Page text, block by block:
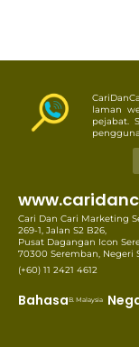
laman
pejabat.
Cari Dan Cari Marketing
269-1, Jalan S2 B26,
Pusat Dagangan Icon
70300 Seremban, Negeri
(+60) 11 2421 4612
BahasaB. Malaysia